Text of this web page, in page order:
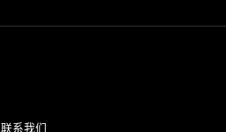
联系我们